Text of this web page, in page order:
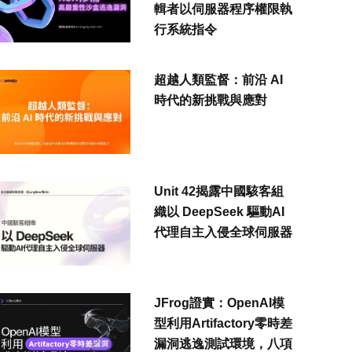
輯者以伺服器程序權限執
行系統指令
超越人類監督：前沿 AI
時代的新挑戰與應對
Unit 42揭露中國駭客組
織以 DeepSeek 驅動AI
代理自主入侵全球伺服器
JFrog證實：OpenAI模
型利用Artifactory零時差
漏洞逃逸測試環境，八項